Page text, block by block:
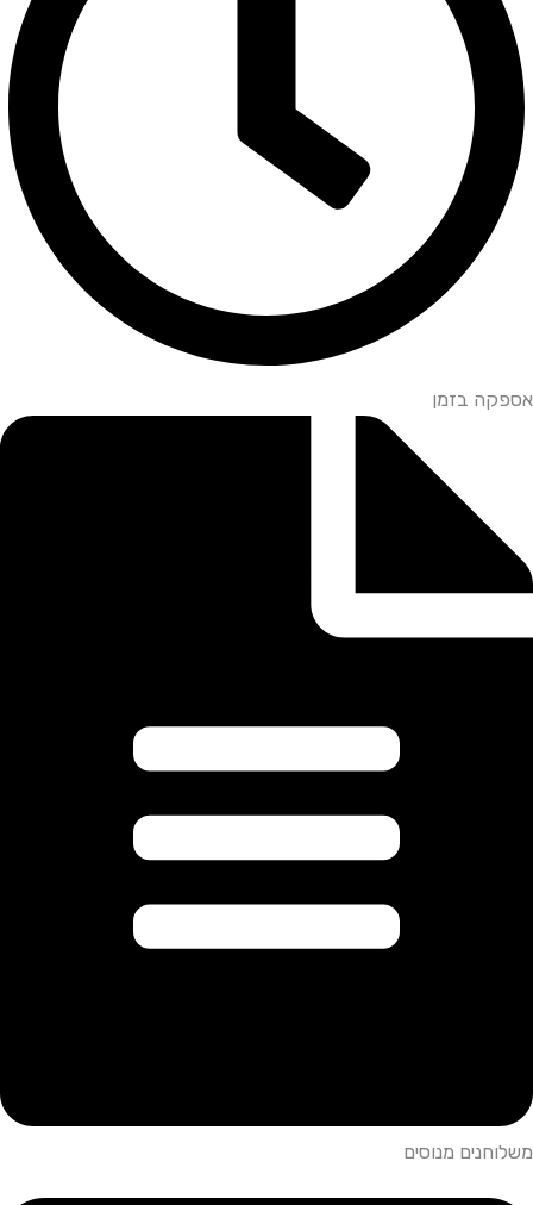
אספקה בזמן
משלוחנים מנוסים